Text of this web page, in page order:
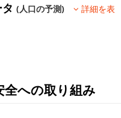
タ(人口の予測)
詳細を表
への取り組み